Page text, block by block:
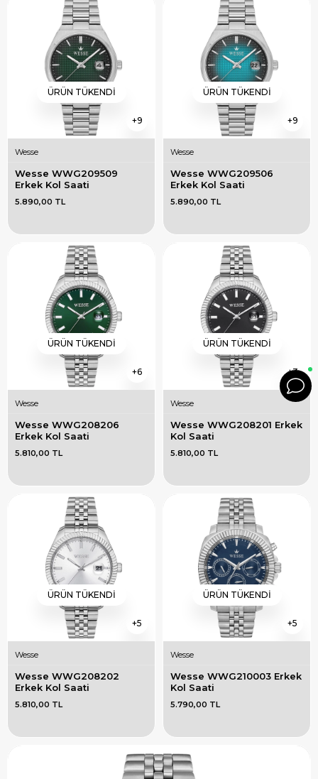
9
ÜRÜN TÜKENDI
Wesse
Wesse WWG209509
Erkek Kol Saati
5.890,00 TL
9
ÜRÜN TÜKENDI
Wesse
Wesse WWG209506
Erkek Kol Saati
5.890,00 TL
6
ÜRÜN TÜKENDI
Wesse
Wesse WWG208206
Erkek Kol Saati
5.810,00 TL
3
ÜRÜN TÜKENDI
Wesse
Wesse WWG208201 Erkek
Kol Saati
5.810,00 TL
5
ÜRÜN TÜKENDI
Wesse
Wesse WWG208202
Erkek Kol Saati
5.810,00 TL
5
ÜRÜN TÜKENDI
Wesse
Wesse WWG210003 Erkek
Kol Saati
5.790,00 TL